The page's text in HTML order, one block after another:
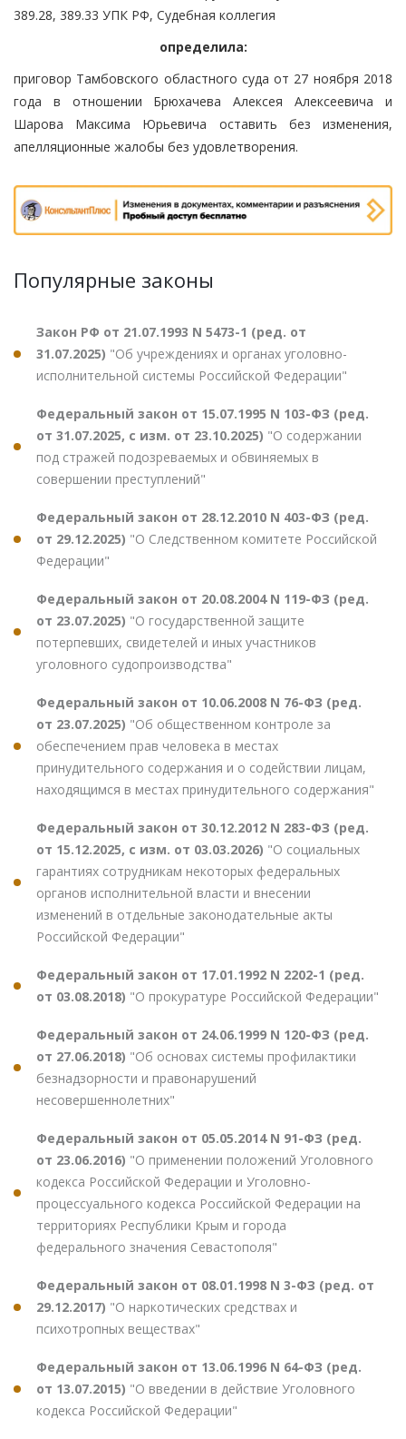
389.28, 389.33 УПК РФ, Судебная коллегия
определила:
приговор Тамбовского областного суда от 27 ноября 2018
года в отношении Брюхачева Алексея Алексеевича и
Шарова Максима Юрьевича оставить без изменения,
апелляционные жалобы без удовлетворения.
Популярные законы
Закон РФ от 21.07.1993 N 5473-1 (ред. от
31.07.2025) "Об учреждениях и органах уголовно-
исполнительной системы Российской Федерации"
Федеральный закон от 15.07.1995 N 103-ФЗ (ред.
от 31.07.2025, с изм. от 23.10.2025) "О содержании
под стражей подозреваемых и обвиняемых в
совершении преступлений"
Федеральный закон от 28.12.2010 N 403-ФЗ (ред.
от 29.12.2025) "О Следственном комитете Российской
Федерации"
Федеральный закон от 20.08.2004 N 119-ФЗ (ред.
от 23.07.2025) "О государственной защите
потерпевших, свидетелей и иных участников
уголовного судопроизводства"
Федеральный закон от 10.06.2008 N 76-ФЗ (ред.
от 23.07.2025) "Об общественном контроле за
обеспечением прав человека в местах
принудительного содержания и о содействии лицам,
находящимся в местах принудительного содержания"
Федеральный закон от 30.12.2012 N 283-ФЗ (ред.
от 15.12.2025, с изм. от 03.03.2026) "О социальных
гарантиях сотрудникам некоторых федеральных
органов исполнительной власти и внесении
изменений в отдельные законодательные акты
Российской Федерации"
Федеральный закон от 17.01.1992 N 2202-1 (ред.
от 03.08.2018) "О прокуратуре Российской Федерации"
Федеральный закон от 24.06.1999 N 120-ФЗ (ред.
от 27.06.2018) "Об основах системы профилактики
безнадзорности и правонарушений
несовершеннолетних"
Федеральный закон от 05.05.2014 N 91-ФЗ (ред.
от 23.06.2016) "О применении положений Уголовного
кодекса Российской Федерации и Уголовно-
процессуального кодекса Российской Федерации на
территориях Республики Крым и города
федерального значения Севастополя"
Федеральный закон от 08.01.1998 N 3-ФЗ (ред. от
29.12.2017) "О наркотических средствах и
психотропных веществах"
Федеральный закон от 13.06.1996 N 64-ФЗ (ред.
от 13.07.2015) "О введении в действие Уголовного
кодекса Российской Федерации"